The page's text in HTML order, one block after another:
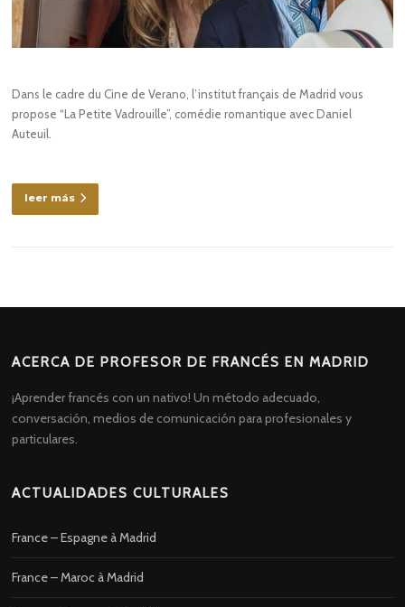
Dans le cadre du Cine de Verano, l’institut français de Madrid vous
propose “La Petite Vadrouille”, comédie romantique avec Daniel
Auteuil.
leer más
ACERCA DE PROFESOR DE FRANCÉS EN MADRID
¡Aprender francés con un nativo! Un método adecuado,
conversación, medios de comunicación para profesionales y
particulares.
ACTUALIDADES CULTURALES
France – Espagne à Madrid
France – Maroc à Madrid